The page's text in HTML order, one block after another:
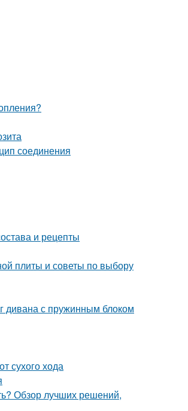
соединения
и рецепты
плиты и советы по выбору
дивана с пружинным блоком
сухого хода
Обзор лучших решений,